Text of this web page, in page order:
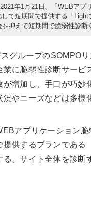
年1月21日、「WEBアプ
て短期間で提供する「
抑えて短期間で脆弱性診断
グループのSOMPO
に脆弱性診断サービ
増加し、手口が巧妙
やニーズなどは多様
アプリケーション
供するプランである
る。サイト全体を診断